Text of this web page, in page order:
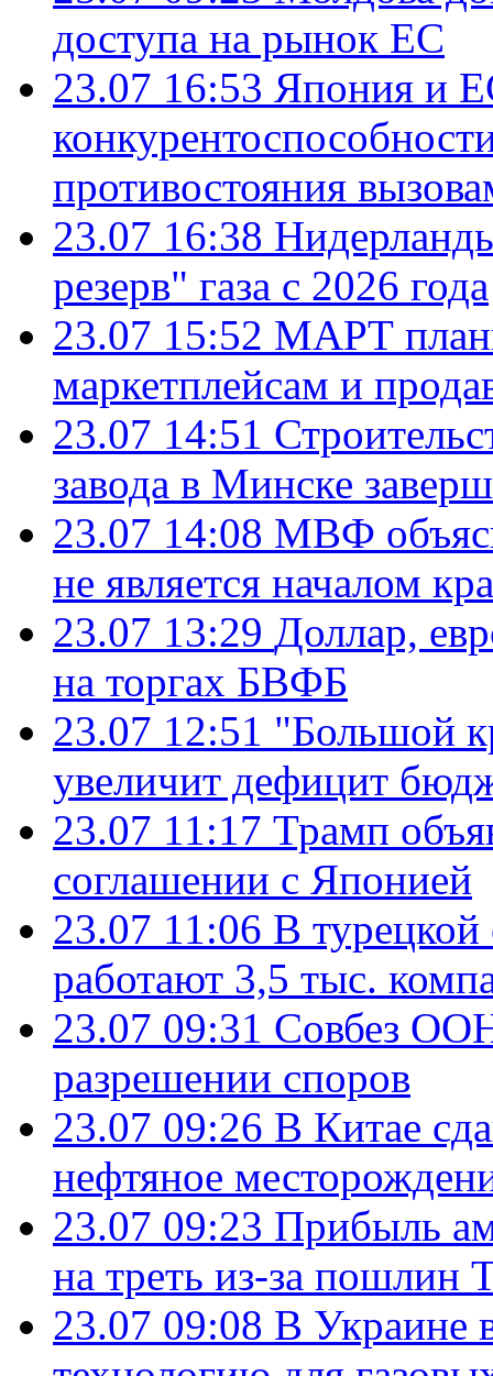
доступа на рынок ЕС
23.07 16:53 Япония и
противостояния
23.07 16:38
резерв" газа с 2026 года
23.07 15:52 МАРТ
маркетплейсам и
23.07 14:51
завода в Минске
23.07 14:08 МВФ
не является началом
23.07 13:29 Доллар,
на торгах БВФБ
23.07 12:51 "Большой
увеличит дефицит
23.07 11:17 Трамп
соглашении с Японией
23.07 11:06 В
работают 3,5 тыс.
23.07 09:31 Совбез
разрешении споров
23.07 09:26 В Китае
нефтяное
23.07 09:23 Прибыль
на треть из-за пошлин
23.07 09:08 В Украине